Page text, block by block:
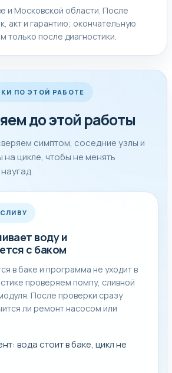
и Московской области. После
акт и гарантию; окончательную
только после диагностики.
ПО ЭТОЙ РАБОТЕ
до этой работы
симптом, соседние узлы и
цикле, чтобы не менять
воду и
с баком
в баке и программа не уходит в
проверяем помпу, сливной
После проверки сразу
ли ремонт насосом или
вода стоит в баке, цикл не